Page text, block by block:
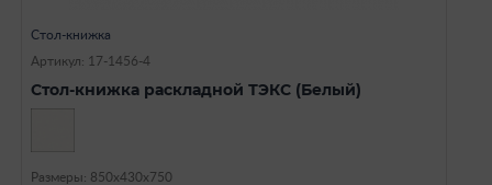
Стол-книжка
Артикул: 17-1456-4
Стол-книжка раскладной ТЭКС (Белый)
Размеры: 850х430х750